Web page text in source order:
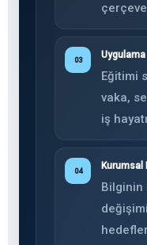
03 Uygulama
Eğitimi
vaka,
iş
04 Kurumsal
Bilginin